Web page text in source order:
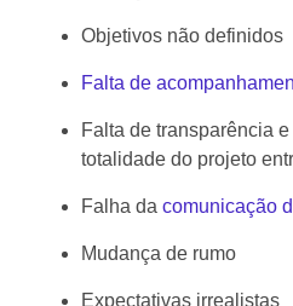
Objetivos não definidos
Falta de
Falta de transparência
totalidade do projeto
Falha da comunicação
Mudança de rumo
Expectativas irrealistas